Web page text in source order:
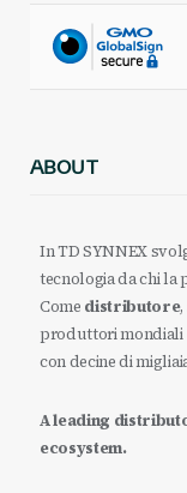
ABOUT
In TD SYNNEX
tecnologia da chi la
Come distributore
produttori mondiali
con decine di
A leading
ecosystem.